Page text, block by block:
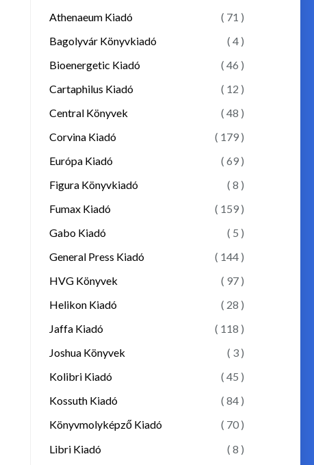
Athenaeum Kiadó
( 71 )
Bagolyvár Könyvkiadó
( 4 )
Bioenergetic Kiadó
( 46 )
Cartaphilus Kiadó
( 12 )
Central Könyvek
( 48 )
Corvina Kiadó
( 179 )
Európa Kiadó
( 69 )
Figura Könyvkiadó
( 8 )
Fumax Kiadó
( 159 )
Gabo Kiadó
( 5 )
General Press Kiadó
( 144 )
HVG Könyvek
( 97 )
Helikon Kiadó
( 28 )
Jaffa Kiadó
( 118 )
Joshua Könyvek
( 3 )
Kolibri Kiadó
( 45 )
Kossuth Kiadó
( 84 )
Könyvmolyképző Kiadó
( 70 )
Libri Kiadó
( 8 )